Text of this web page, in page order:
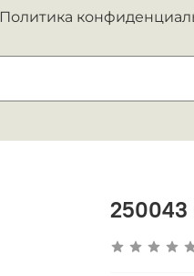
Политика
250043